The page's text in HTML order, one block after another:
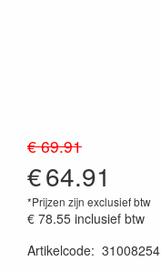
€ 69.91
€64.91
*Prijzen zijn exclusief btw
€ 78.55 inclusief btw
Artikelcode: 31008254